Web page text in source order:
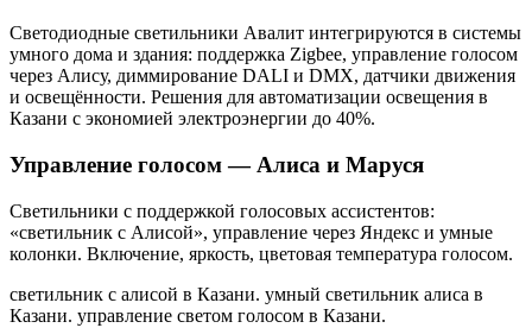
Светодиодные светильники Авалит интегрируются в системы
умного дома и здания: поддержка Zigbee, управление голосом
через Алису, диммирование DALI и DMX, датчики движения
и освещённости. Решения для автоматизации освещения в
Казани с экономией электроэнергии до 40%.
Управление голосом — Алиса и Маруся
Светильники с поддержкой голосовых ассистентов:
«светильник с Алисой», управление через Яндекс и умные
колонки. Включение, яркость, цветовая температура голосом.
светильник с алисой в Казани. умный светильник алиса в
Казани. управление светом голосом в Казани.